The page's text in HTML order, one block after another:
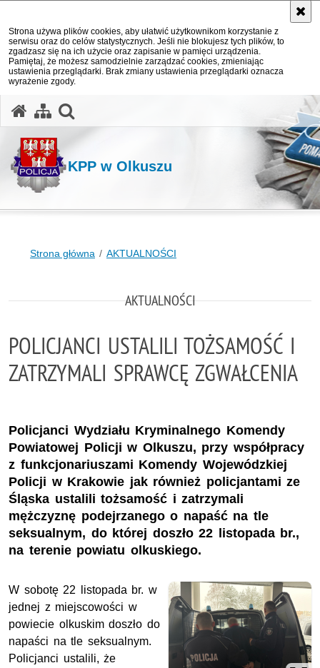
Strona używa plików cookies, aby ułatwić użytkownikom korzystanie z
serwisu oraz do celów statystycznych. Jeśli nie blokujesz tych plików, to
zgadzasz się na ich użycie oraz zapisanie w pamięci urządzenia.
Pamiętaj, że możesz samodzielnie zarządzać cookies, zmieniając
ustawienia przeglądarki. Brak zmiany ustawienia przeglądarki oznacza
wyrażenie zgody.
KPP w Olkuszu
Strona główna AKTUALNOŚCI
AKTUALNOŚCI
POLICJANCI USTALILI TOŻSAMOŚĆ I
ZATRZYMALI SPRAWCĘ ZGWAŁCENIA
Policjanci Wydziału Kryminalnego Komendy
Powiatowej Policji w Olkuszu, przy współpracy
z funkcjonariuszami Komendy Wojewódzkiej
Policji w Krakowie jak również policjantami ze
Śląska ustalili tożsamość i zatrzymali
mężczyznę podejrzanego o napaść na tle
seksualnym, do której doszło 22 listopada br.,
na terenie powiatu olkuskiego.
W sobotę 22 listopada br. w
jednej z miejscowości w
powiecie olkuskim doszło do
napaści na tle seksualnym.
Policjanci ustalili, że